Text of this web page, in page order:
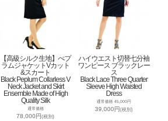
【高級シルク生地】ぺプ
ラムジャケットVカット
&スカート
Black Peplum Collarless V
Neck Jacket and Skirt
Ensemble Made of High
Quality Silk
通常価格
78,000円(税別)
ハイウエスト切替七分袖
ワンピース ブラックレー
ス
Black Lace Three Quarter
Sleeve High Waisted
Dress
通常価格 45,000円
39,000円(税別)